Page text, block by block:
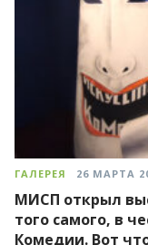
ГАЛЕРЕЯ 26 МАРТА
МИСП открыл
того самого, в
Комедии. Вот